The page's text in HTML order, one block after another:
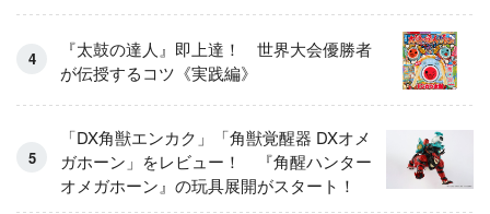
『太鼓の達人』即上達！ 世界大会優勝者
が伝授するコツ《実践編》
「DX角獣エンカク」「角獣覚醒器 DXオメ
ガホーン」をレビュー！ 『角醒ハンター
オメガホーン』の玩具展開がスタート！